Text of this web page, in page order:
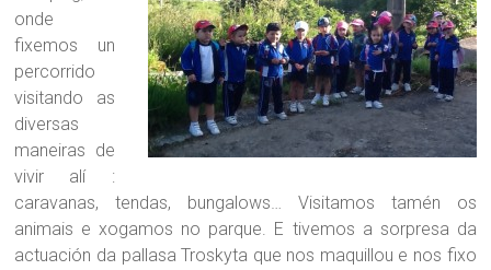
onde
fixemos un
percorrido
visitando as
diversas
maneiras de
vivir alí :
caravanas, tendas, bungalows… Visitamos tamén os
animais e xogamos no parque. E tivemos a sorpresa da
actuación da pallasa Troskyta que nos maquillou e nos fixo